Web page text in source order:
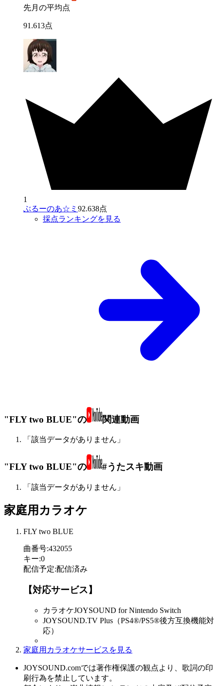
先月の平均点
91 .613点
1
ぶるーのあ☆ミ 92.638点
採点ランキングを見る
"FLY two BLUE"の 関連動画
「該当データがありません」
"FLY two BLUE"の #うたスキ動画
「該当データがありません」
家庭用カラオケ
FLY two BLUE
曲番号:432055
キー:0
配信予定:配信済み
【対応サービス】
カラオケJOYSOUND for Nintendo Switch
JOYSOUND.TV Plus（PS4®/PS5®後方互換機能対
応）
家庭用カラオケサービスを見る
JOYSOUND.comでは著作権保護の観点より、歌詞の印
刷行為を禁止しています。